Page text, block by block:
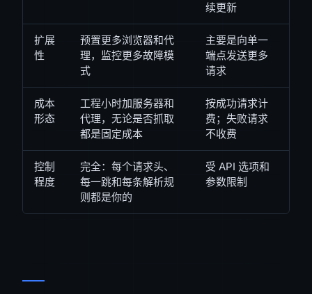
续更新
扩展
性
预置更多浏览器和代
理，监控更多故障模
式
主要是向单一
端点发送更多
请求
成本
形态
工程小时加服务器和
代理，无论是否抓取
都是固定成本
按成功请求计
费；失败请求
不收费
控制
程度
完全：每个请求头、
每一跳和每条解析规
则都是你的
受 API 选项和
参数限制